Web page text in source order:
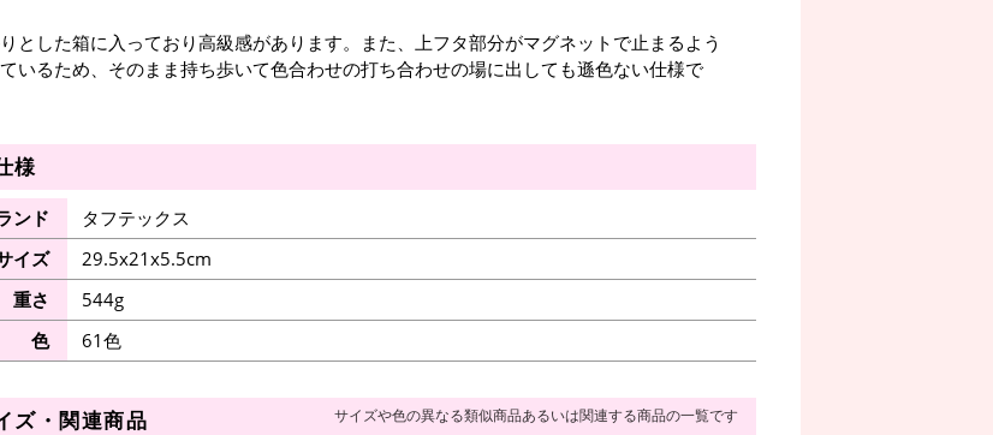
とした箱に入っており高級感があります。また、上フタ部分がマグネットで止まるよう
いるため、そのまま持ち歩いて色合わせの打ち合わせの場に出しても遜色ない仕様で
様
ンド
タフテックス
イズ
29.5x21x5.5cm
重さ
544g
色
61色
ズ・関連商品 サイズや色の異なる類似商品あるいは関連する商品の一覧です